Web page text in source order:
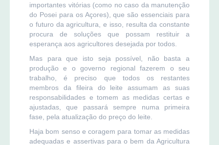
importantes vitórias (como no caso da manutenção
do Posei para os Açores), que são essenciais para
o futuro da agricultura, e isso, resulta da constante
procura de soluções que possam restituir a
esperança aos agricultores desejada por todos.
Mas para que isto seja possível, não basta a
produção e o governo regional fazerem o seu
trabalho, é preciso que todos os restantes
membros da fileira do leite assumam as suas
responsabilidades e tomem as medidas certas e
ajustadas, que passará sempre numa primeira
fase, pela atualização do preço do leite.
Haja bom senso e coragem para tomar as medidas
adequadas e assertivas para o bem da Agricultura